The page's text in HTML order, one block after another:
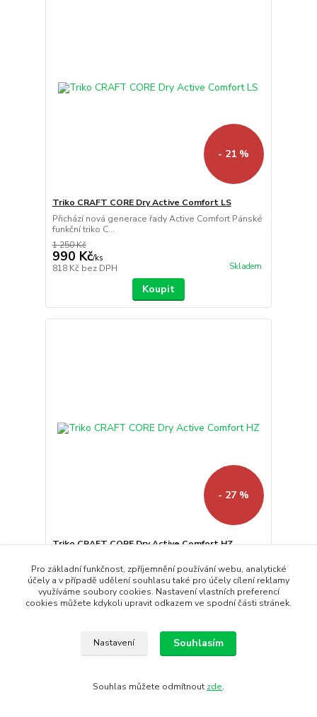
- 21 %
Triko CRAFT CORE Dry Active Comfort LS
Přichází nová generace řady Active Comfort Pánské
funkční triko C...
1 250 Kč
990 Kč/ks
818 Kč bez DPH Skladem
Koupit
- 27 %
Triko CRAFT CORE Dry Active Comfort HZ
Comfort Pánské funkčn...
1 350 Kč
990 Kč/ks
818 Kčbez DPH Skladem
Koupit
Pro základní funkčnost, zpříjemnění používání webu, analytické
účely a v případě udělení souhlasu také pro účely cílení reklamy
využíváme soubory cookies. Nastavení vlastních preferencí
cookies můžete kdykoli upravit odkazem ve spodní části stránek.
Nastavení Souhlasím
Souhlas můžete odmítnout zde.